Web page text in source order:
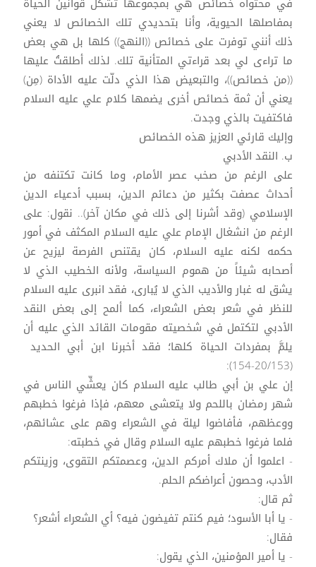
بمفاصلها الحيوية، وأنا بتحديدي تلك الخصائص لا يعني
ذلك أنني توفرت على خصائص ((النهج)) كلها بل هي بعض
ما تراءى لي بعد قراءتي المتأنية تلك. لذلك أطلقتُ عليها
((من خصائص))، والتبعيض هذا الذي دلّت عليه الأداة (مِن)
يعني أن ثمة خصائص أخرى يضمها كلام علي عليه السلام
فاكتفيت بالذي وجدت.
وإليك قارئي العزيز هذه الخصائص
ب. النقد الأدبي
على الرغم من صخب عصر الأمام، وما كانت تكتنفه من
أحداث عصفت بكثير من دعائم الدين، بسبب أدعياء الدين
الإسلامي (وقد أشرنا إلى ذلك في مكان آخر).. نقول: على
الرغم من انشغال الإمام علي عليه السلام المكثف في أمور
حكمه لكنه عليه السلام، كان يقتنص الفرصة ليزيح عن
أصحابه شيئاً من هموم السياسة، ولأنه الخطيب الذي لا
يشق له غبار والأديب الذي لا يُبارى، فقد انبرى عليه السلام
للنظر في شعر بعض الشعراء، كما ألمح إلى بعض النقد
الأدبي لتكتمل في شخصيته مقومات القائد الذي عليه أن
يلمَّ بمفردات الحياة كلها؛ فقد أخبرنا ابن أبي الحديد
(20/153-154):
إن علي بن أبي طالب عليه السلام كان يعشِّي الناس في
شهر رمضان باللحم ولا يتعشى معهم، فإذا فرغوا خطبهم
ووعظهم، فأفاضوا ليلة في الشعراء وهم على عشائهم،
فلما فرغوا خطبهم عليه السلام وقال في خطبته:
- اعلموا أن ملاك أمركم الدين، وعصمتكم التقوى، وزينتكم
الأدب، وحصون أعراضكم الحلم.
ثم قال:
- يا أبا الأسود؛ فيم كنتم تفيضون فيه؟ أي الشعراء أشعر؟
فقال:
- يا أمير المؤمنين، الذي يقول: